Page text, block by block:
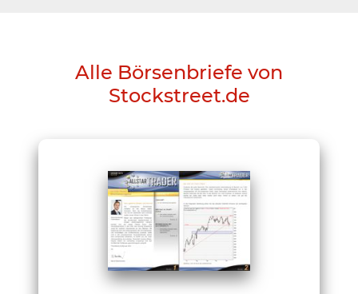
Alle Börsenbriefe von
Stockstreet.de